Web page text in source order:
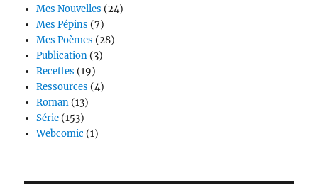
Mes Nouvelles (24)
Mes Pépins (7)
Mes Poèmes (28)
Publication(3)
Recettes (19)
Ressources (4)
Roman(13)
Série(153)
Webcomic (1)